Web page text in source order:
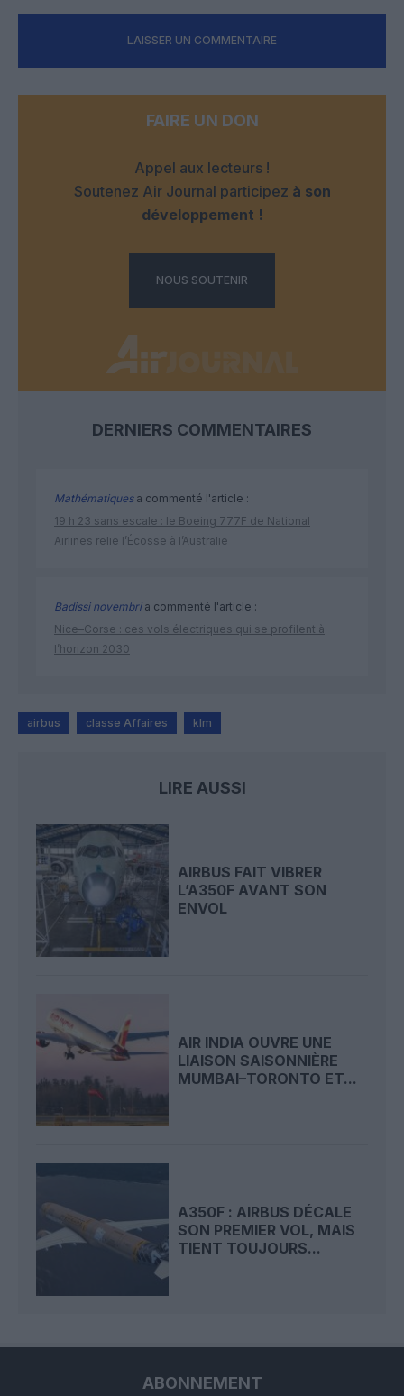
LAISSER UN COMMENTAIRE
FAIRE UN DON
Appel aux lecteurs !
Soutenez Air Journal participez à son
développement !
NOUS SOUTENIR
DERNIERS COMMENTAIRES
Mathématiquesa commenté l'article :
19 h 23 sans escale : le Boeing 777F de National
Airlines relie l’Écosse à l’Australie
Badissi novembria commenté l'article :
Nice–Corse : ces vols électriques qui se profilent à
l’horizon 2030
airbus classe Affaires klm
LIRE AUSSI
AIRBUS FAIT VIBRER
L’A350F AVANT SON
ENVOL
AIR INDIA OUVRE UNE
LIAISON SAISONNIÈRE
MUMBAI–TORONTO ET...
A350F : AIRBUS DÉCALE
SON PREMIER VOL, MAIS
TIENT TOUJOURS...
ABONNEMENT